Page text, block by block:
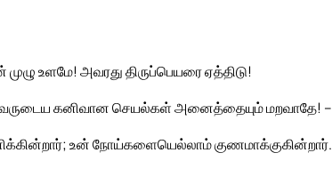
உளமே! அவரது திருப்பெயரை ஏத்திடு!
கனிவான செயல்கள் அனைத்தையும் மறவாதே! –
உன் நோய்களையெல்லாம் குணமாக்குகின்றார்.